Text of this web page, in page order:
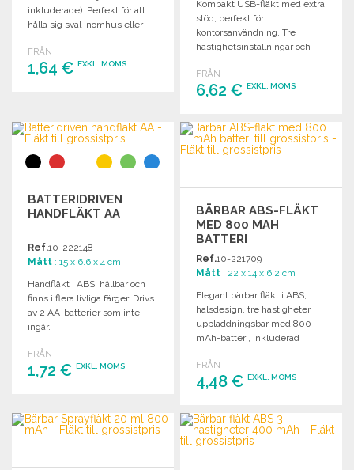
inkluderade). Perfekt för att
hålla sig sval inomhus eller
FRÅN
1,64 € EXKL. MOMS
Begär offert
Kompakt USB-fläkt med extra
stöd, perfekt för
kontorsanvändning. Tre
hastighetsinställningar och
2000 mAh.
FRÅN
6,62 €EXKL. MOMS
BESTÄLL
Begär offert
BATTERIDRIVEN
HANDFLÄKT AA
Ref.10-222148
Mått : 15 x 6.6 x 4 cm
Handfläkt i ABS, hållbar och
finns i flera livliga färger. Drivs
av 2 AA-batterier som inte
ingår.
FRÅN
1,72 € EXKL. MOMS
Begär offert
BÄRBAR ABS-FLÄKT
MED 800 MAH
BATTERI
Ref.10-221709
Mått : 22 x 14 x 6.2 cm
Elegant bärbar fläkt i ABS,
halsdesign, tre hastigheter,
uppladdningsbar med 800
mAh-batteri, inkluderad
FRÅN
4,48 €EXKL. MOMS
BESTÄLL
Begär offert